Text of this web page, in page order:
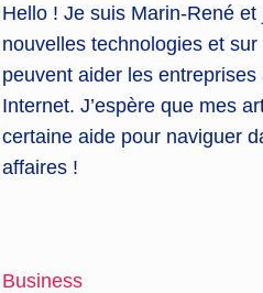
Hello ! Je suis Marin-René et
nouvelles technologies et
peuvent aider les
Internet. J’espère que mes
certaine aide pour naviguer
affaires !
Business